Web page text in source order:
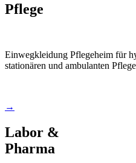
Pflege
Einwegkleidung Pflegeheim für
stationären und ambulanten
→
Labor &
Pharma